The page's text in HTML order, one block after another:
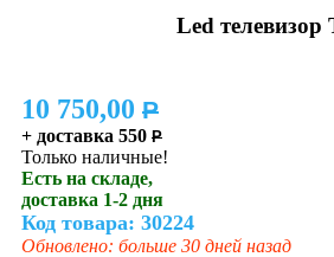
Led
10 750,00 P
+ доставка 550 P
Только наличные!
Есть на складе,
доставка 1-2 дня
Код товара: 30224
Обновлено: больше 30 дней назад